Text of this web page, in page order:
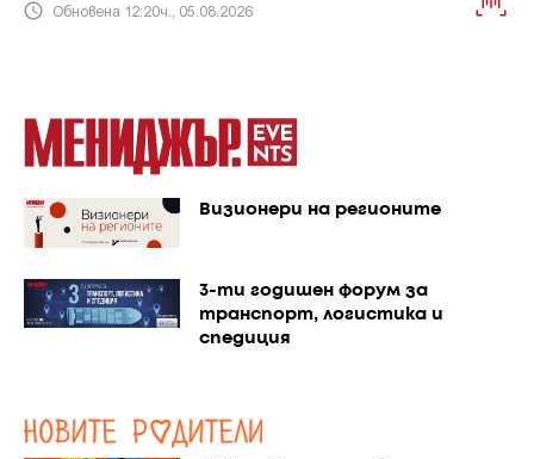
Обновена 12:20ч., 05.08.2026
Визионери на регионите
3-ти годишен форум за
транспорт, логистика и
спедиция